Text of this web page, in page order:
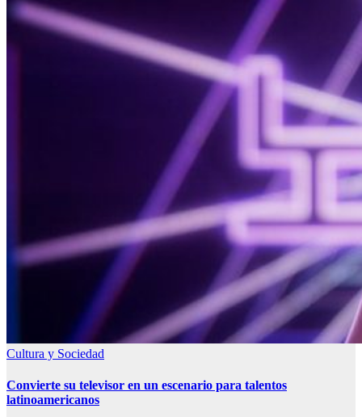
Cultura y Sociedad
Convierte su televisor en un escenario para talentos
latinoamericanos